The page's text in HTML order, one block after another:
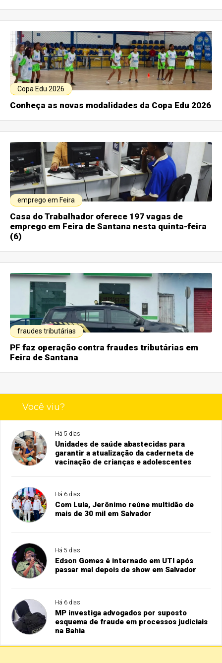
Copa Edu 2026
Conheça as novas modalidades da Copa Edu 2026
emprego em Feira
Casa do Trabalhador oferece 197 vagas de
emprego em Feira de Santana nesta quinta-feira
(6)
fraudes tributárias
PF faz operação contra fraudes tributárias em
Feira de Santana
Você viu?
Há 5 dias
Unidades de saúde abastecidas para
garantir a atualização da caderneta de
vacinação de crianças e adolescentes
Há 6 dias
Com Lula, Jerônimo reúne multidão de
mais de 30 mil em Salvador
Há 5 dias
Edson Gomes é internado em UTI após
passar mal depois de show em Salvador
Há 6 dias
MP investiga advogados por suposto
esquema de fraude em processos judiciais
na Bahia